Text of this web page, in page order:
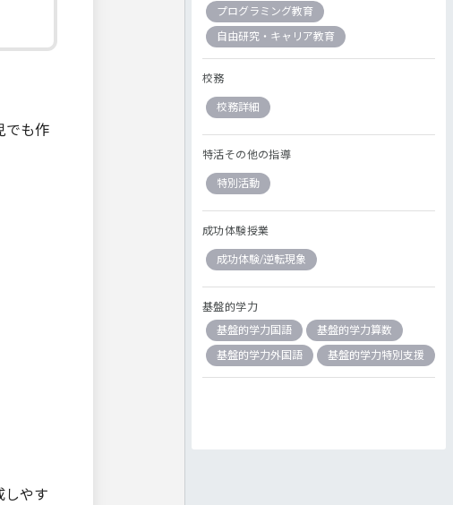
でも作
しやす
プログラミング教育
自由研究・キャリア教育
校務
校務詳細
特活その他の指導
特別活動
成功体験授業
成功体験/逆転現象
基盤的学力
基盤的学力国語
基盤的学力算数
基盤的学力外国語
基盤的学力特別支援